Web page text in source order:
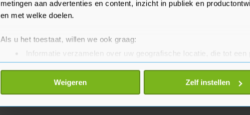
metingen aan advertenties en content, inzicht in publiek en
en met welke doelen.
Als u het toestaat, willen we ook graag:
Informatie verzamelen over uw geografische locatie, die tot
Uw apparaat identificeren door het actief te scannen op
Lees meer over hoe uw persoonlijke gegevens worden verwerkt en
toestemming op elk moment wijzigen of intrekken in de
Weigeren Zelf instellen